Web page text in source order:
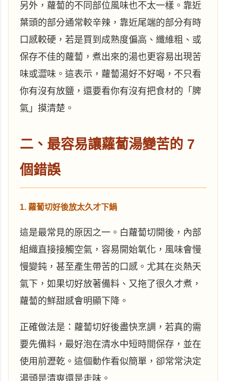
另外，蘿蔔的不同部位風味也不太一樣。靠近
葉頭的部分通常較辛辣，靠近尾端的部分有時
口感較硬，若是買到成熟度偏高、纖維粗、或
保存不佳的蘿蔔，煮出來的湯也更容易出現苦
味或澀味。這表示，蘿蔔湯好不好喝，不只看
你有沒有放鹽，還要看你有沒有把食材的「脾
氣」摸清楚。
二、最容易讓蘿蔔湯變苦的 7
個錯誤
1. 蘿蔔切好後放太久才下鍋
這是最常見的原因之一。白蘿蔔切開後，內部
組織直接接觸空氣，容易開始氧化，風味會慢
慢變鈍，甚至產生帶苦的口感。尤其在炎熱天
氣下，如果切好放著備料、又拖了很久才煮，
蘿蔔的鮮甜感會明顯下降。
正確做法是：蘿蔔切好後盡快烹調，若真的需
要先備料，最好泡在清水中短時間保存，並在
使用前瀝乾。這個動作看似簡單，卻常常決定
湯頭是清爽還是走味。